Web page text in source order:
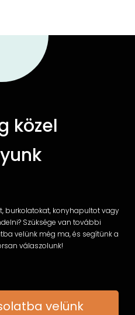
közel
burkolatokat, konyhapultot vagy
Szüksége van további
velünk még ma, és segítünk a
válaszolunk!
velünk